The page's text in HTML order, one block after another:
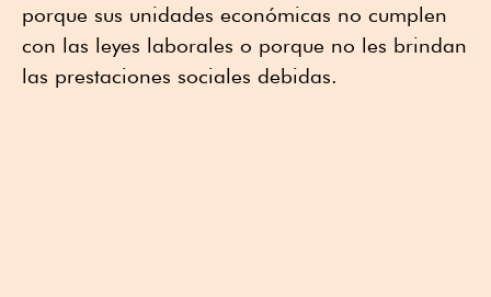
porque sus unidades económicas no cumplen
con las leyes laborales o porque no les brindan
las prestaciones sociales debidas.